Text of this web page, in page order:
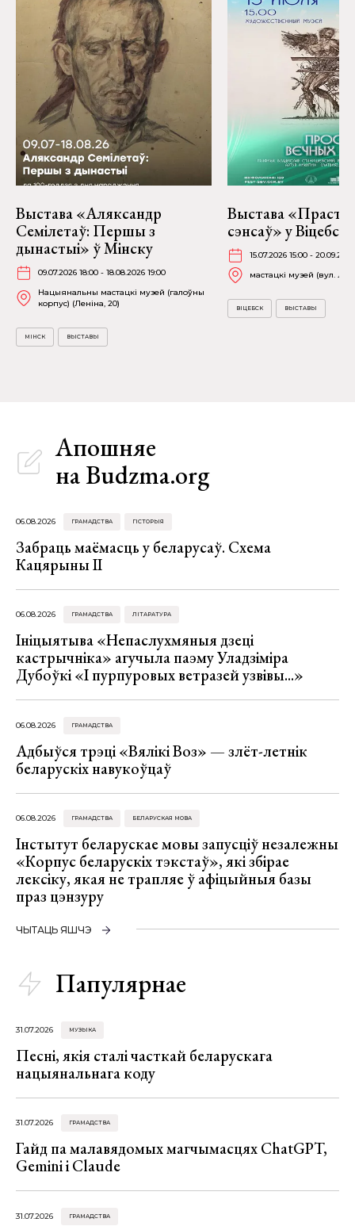
Выстава «Аляксандр
Семілетаў: Першы з
дынастыі» ў Мінску
09.07.2026 18:00 - 18.08.2026 19:00
Нацыянальны мастацкі музей (галоўны
корпус) (Леніна, 20)
МІНСК ВЫСТАВЫ
Выстава
сэнсаў» у Віцебску
15.07.2026 15:00 -
мастацкі музей (вул.
ВІЦЕБСК ВЫСТАВЫ
Апошняе
на Budzma.org
06.08.2026 ГРАМАДСТВА ГІСТОРЫЯ
Забраць маёмасць у беларусаў. Схема
Кацярыны ІІ
06.08.2026 ГРАМАДСТВА ЛІТАРАТУРА
Ініцыятыва «Непаслухмяныя дзеці
кастрычніка» агучыла паэму Уладзіміра
Дубоўкі «І пурпуровых ветразей узвівы...»
06.08.2026 ГРАМАДСТВА
Адбыўся трэці «Вялікі Воз» — злёт-летнік
беларускіх навукоўцаў
06.08.2026 ГРАМАДСТВА БЕЛАРУСКАЯ МОВА
Інстытут беларускае мовы запусціў незалежны
«Корпус беларускіх тэкстаў», які збірае
лексіку, якая не трапляе ў афіцыйныя базы
праз цэнзуру
ЧЫТАЦЬ ЯШЧЭ
Папулярнае
31.07.2026 МУЗЫКА
Песні, якія сталі часткай беларускага
нацыянальнага коду
31.07.2026 ГРАМАДСТВА
Гайд па малавядомых магчымасцях ChatGPT,
Gemini і Claude
31.07.2026 ГРАМАДСТВА